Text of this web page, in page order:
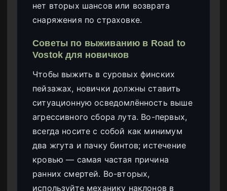
нет вторых шансов или возврата
снаряжения по страховке.
Советы по выживанию в Road to
Vostok для новичков
Чтобы выжить в суровых финских
пейзажах, новички должны ставить
ситуационную осведомлённость выше
агрессивного сбора лута. Во-первых,
всегда носите с собой как минимум
два жгута и пачку бинтов; истечение
кровью — самая частая причина
ранних смертей. Во-вторых,
используйте механику наклонов в